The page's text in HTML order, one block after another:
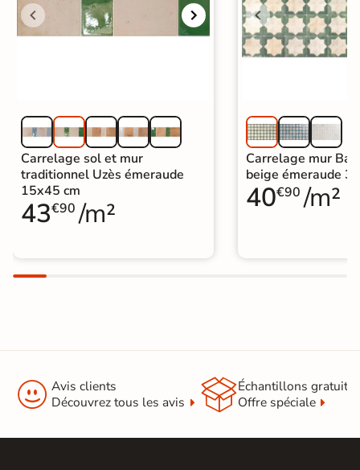
Carrelage sol et mur
traditionnel Uzès émeraude
15x45 cm
43€90 /m²
Carrelage mur
beige émeraude
40€90 /m²
 Avis clients
Découvrez tous les avis
Échantillons gratuit
Offre spéciale